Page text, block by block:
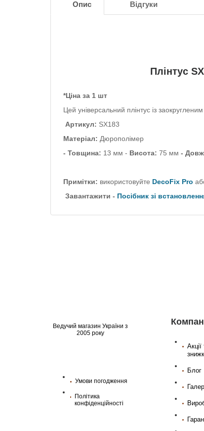
Опис Відгуки
Плінтус
*Ціна за 1 шт
Цей універсальний плінтус із
Артикул: SX183
Матеріал: Дюрополімер
- Товщина: 13 мм - Висота: 75 мм -
Примітки: використовуйте DecoFix Pro
Завантажити - Посібник зі
Ведучий магазин України з
2005 року
Умови погодження
Політика
конфіденційності
Акції
Блог